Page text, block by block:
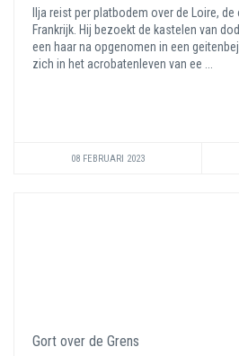
Ilja reist per platbodem over de Loire,
Frankrijk. Hij bezoekt de kastelen van
een haar na opgenomen in een
zich in het acrobatenleven van ee ...
08 FEBRUARI 2023
Gort over de Grens